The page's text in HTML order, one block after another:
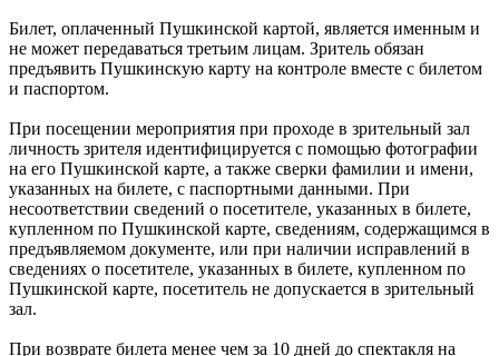
Билет, оплаченный Пушкинской картой, является именным и
не может передаваться третьим лицам. Зритель обязан
предъявить Пушкинскую карту на контроле вместе с билетом
и паспортом.
При посещении мероприятия при проходе в зрительный зал
личность зрителя идентифицируется с помощью фотографии
на его Пушкинской карте, а также сверки фамилии и имени,
указанных на билете, с паспортными данными. При
несоответствии сведений о посетителе, указанных в билете,
купленном по Пушкинской карте, сведениям, содержащимся в
предъявляемом документе, или при наличии исправлений в
сведениях о посетителе, указанных в билете, купленном по
Пушкинской карте, посетитель не допускается в зрительный
зал.
При возврате билета менее чем за 10 дней до спектакля на